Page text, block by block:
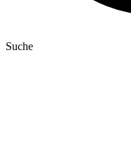
Suche